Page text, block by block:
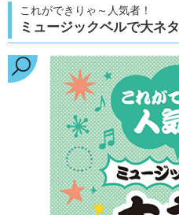
これができりゃ～人気者！
ミュージックベルで大ネ